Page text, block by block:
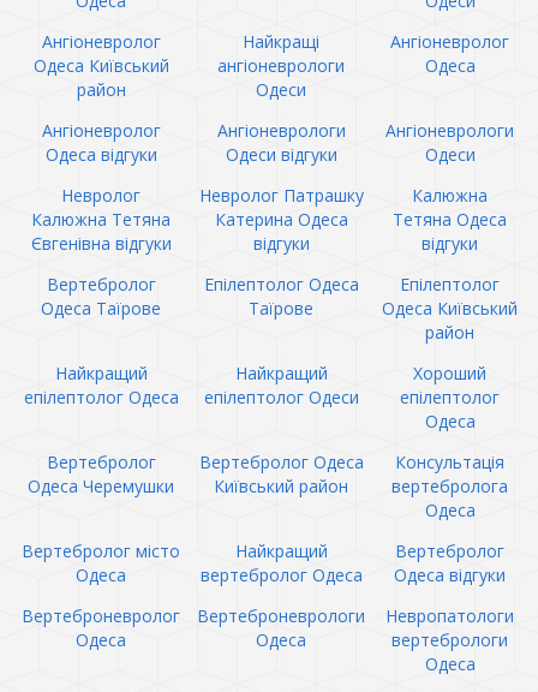
Ангіоневролог
Одеса Київський
район
Найкращі
ангіоневрологи
Одеси
Ангіоневролог
Одеса
Ангіоневролог
Одеса відгуки
Ангіоневрологи
Одеси відгуки
Ангіоневрологи
Одеси
Невролог
Калюжна Тетяна
Євгенівна відгуки
Невролог Патрашку
Катерина Одеса
відгуки
Калюжна
Тетяна Одеса
відгуки
Вертебролог
Одеса Таїрове
Епілептолог Одеса
Таїрове
Епілептолог
Одеса Київський
район
Найкращий
епілептолог Одеса
Найкращий
епілептолог Одеси
Хороший
епілептолог
Одеса
Вертебролог
Одеса Черемушки
Вертебролог Одеса
Київський район
Консультація
вертебролога
Одеса
Вертебролог місто
Одеса
Найкращий
вертебролог Одеса
Вертебролог
Одеса відгуки
Вертеброневролог
Одеса
Вертеброневрологи
Одеса
Невропатологи
вертебрологи
Одеса